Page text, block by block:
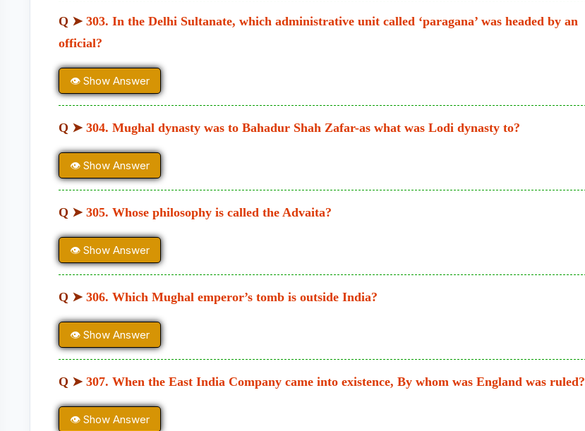
Q ➤ 303. In the Delhi Sultanate, which administrative unit called ‘paragana’ was headed by an
official?
👁 Show Answer
Q ➤ 304. Mughal dynasty was to Bahadur Shah Zafar-as what was Lodi dynasty to?
👁 Show Answer
Q ➤ 305. Whose philosophy is called the Advaita?
👁 Show Answer
Q ➤ 306. Which Mughal emperor’s tomb is outside India?
👁 Show Answer
Q ➤ 307. When the East India Company came into existence, By whom was England was ruled?
👁 Show Answer